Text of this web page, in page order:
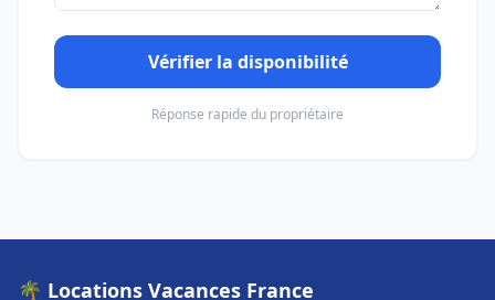
Vérifier la disponibilité
Réponse rapide du propriétaire
🌴 Locations Vacances France